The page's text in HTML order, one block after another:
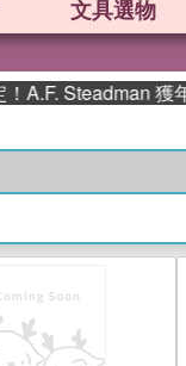
文具選物
獲年度作